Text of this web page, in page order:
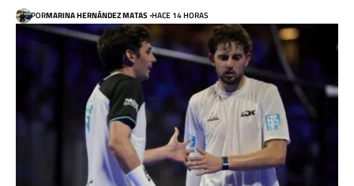
PORMARINA HERNÁNDEZ MATAS HACE 14 HORAS